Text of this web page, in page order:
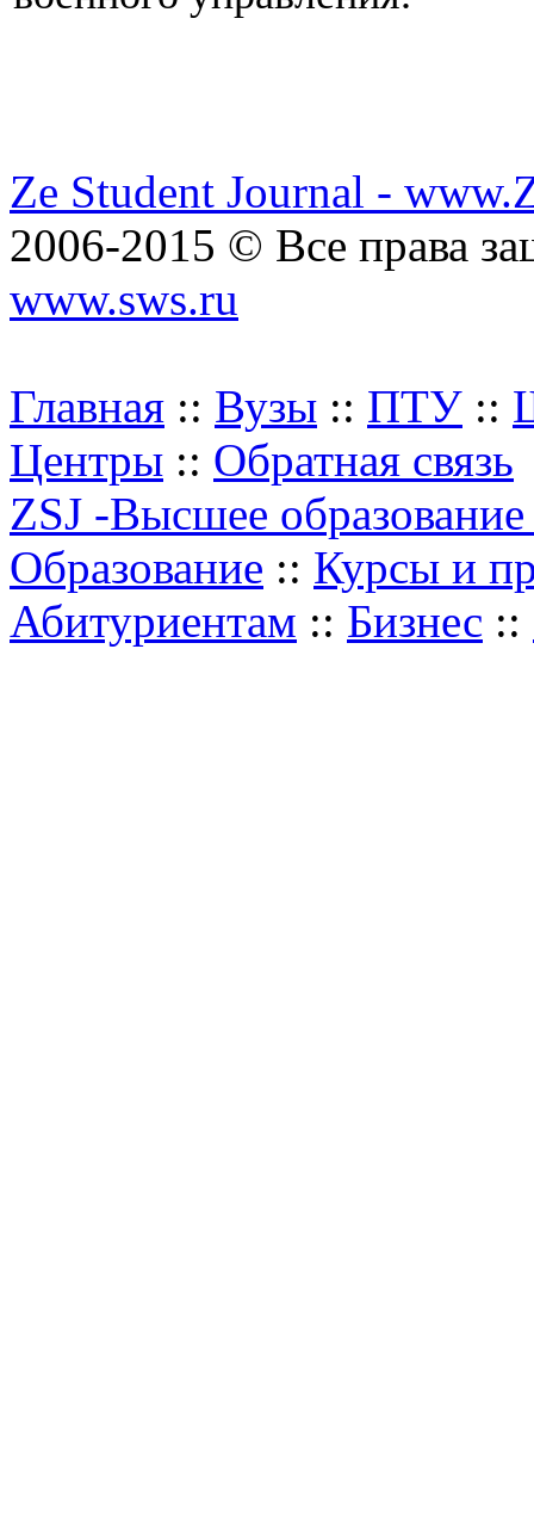
Ze Student Journal -
2006-2015 © Все права
www.sws.ru
Главная :: Вузы :: ПТУ ::
Центры :: Обратная связь
ZSJ -Высшее
Образование :: Курсы и
Абитуриентам :: Бизнес ::